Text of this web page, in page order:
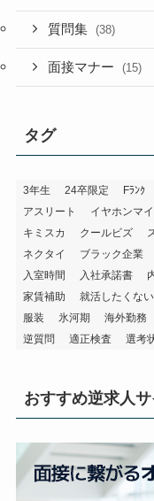
質問集 (38)
面接マナー (15)
タグ
3年生 24卒限定 Fﾗﾝｸ
アスリート
イヤホンマ
キミスカ
クールビズ
ネクタイ
ブラック企業
入室時間
入社承諾書
家賃補助
就活したくない
服装
氷河期 海外勤務
逆質問
適正検査 選考
おすすめ逆求人サ